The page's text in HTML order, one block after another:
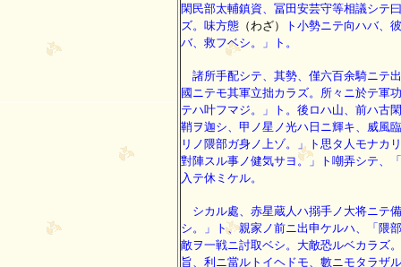
閑民部太輔鎮資、冨田安芸守等相議シテ
ズ。味方態 （わざ）
ト小勢ニテ向ハバ、
バ、救フベシ。」ト。
諸所手配シテ、其勢、僅六百余騎ニテ
國ニテモ其軍立拙カラズ。所々ニ於テ軍
テハ叶フマジ。」ト。後ロハ山、前ハ古
鞘ヲ迦シ、甲ノ星ノ光ハ日ニ輝キ、威風
リノ隈部ガ身ノ上ゾ。」ト思タ人モナカ
對陣スル事ノ健気サヨ。」ト嘲弄シテ、
入テ休ミケル。
シカル處、赤星蔵人ハ搦手ノ大将ニテ
シ。」ト、親家ノ前ニ出申ケルハ、「隈
敵ヲ一戦ニ討取ベシ。大敵恐ルベカラズ
旨、利ニ當ルトイヘドモ、數ニモタラザ